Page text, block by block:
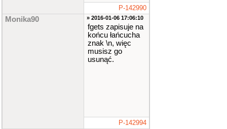
P-142990
Monika90 » 2016-01-06 17:06:10
fgets zapisuje na
końcu łańcucha
znak \n, więc
musisz go
usunąć.
P-142994